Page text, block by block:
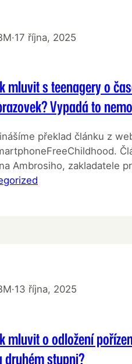
·17 října, 2025
mluvit s teenagery o
Vypadá to
překlad článku z
Ambrosiho, zakladatele
úhelným kamenem je
·13 října, 2025
mluvit o odložení
druhém stupni?